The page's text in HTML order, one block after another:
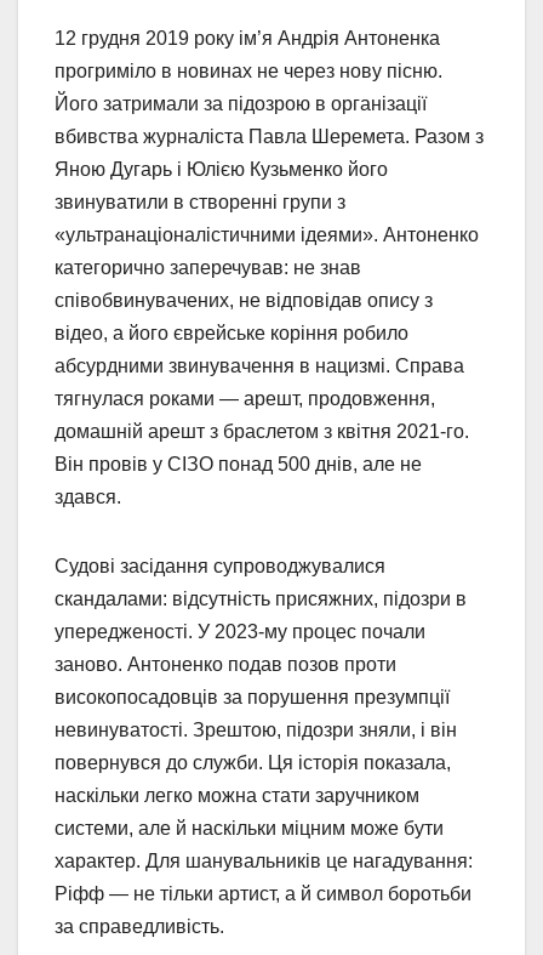
12 грудня 2019 року ім’я Андрія Антоненка
прогриміло в новинах не через нову пісню.
Його затримали за підозрою в організації
вбивства журналіста Павла Шеремета. Разом з
Яною Дугарь і Юлією Кузьменко його
звинуватили в створенні групи з
«ультранаціоналістичними ідеями». Антоненко
категорично заперечував: не знав
співобвинувачених, не відповідав опису з
відео, а його єврейське коріння робило
абсурдними звинувачення в нацизмі. Справа
тягнулася роками — арешт, продовження,
домашній арешт з браслетом з квітня 2021-го.
Він провів у СІЗО понад 500 днів, але не
здався.
Судові засідання супроводжувалися
скандалами: відсутність присяжних, підозри в
упередженості. У 2023-му процес почали
заново. Антоненко подав позов проти
високопосадовців за порушення презумпції
невинуватості. Зрештою, підозри зняли, і він
повернувся до служби. Ця історія показала,
наскільки легко можна стати заручником
системи, але й наскільки міцним може бути
характер. Для шанувальників це нагадування:
Ріфф — не тільки артист, а й символ боротьби
за справедливість.